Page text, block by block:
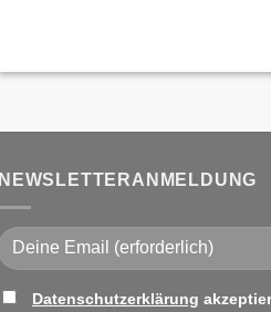
NEWSLETTERANMELDUNG
Bitte lasse dieses Feld leer.
Datenschutzerklärung